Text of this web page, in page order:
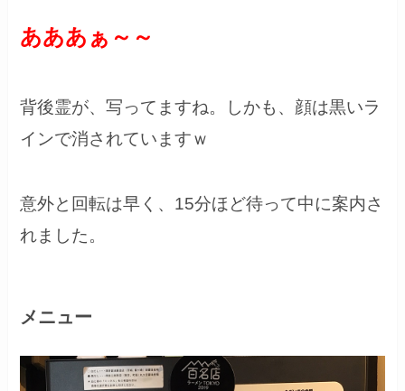
あああぁ～～
背後霊が、写ってますね。しかも、顔は黒いラ
インで消されていますｗ
意外と回転は早く、15分ほど待って中に案内さ
れました。
メニュー